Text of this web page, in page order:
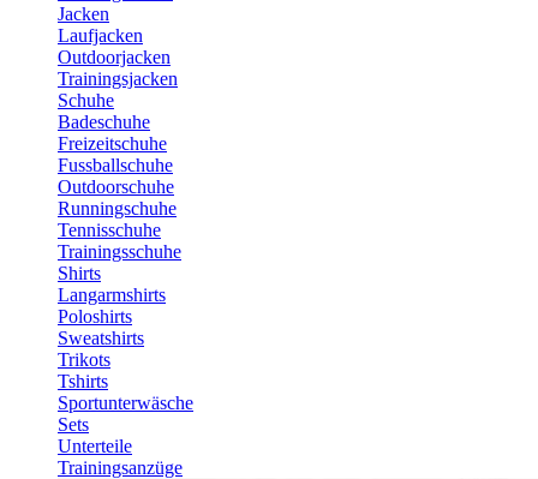
Jacken
Laufjacken
Outdoorjacken
Trainingsjacken
Schuhe
Badeschuhe
Freizeitschuhe
Fussballschuhe
Outdoorschuhe
Runningschuhe
Tennisschuhe
Trainingsschuhe
Shirts
Langarmshirts
Poloshirts
Sweatshirts
Trikots
Tshirts
Sportunterwäsche
Sets
Unterteile
Trainingsanzüge